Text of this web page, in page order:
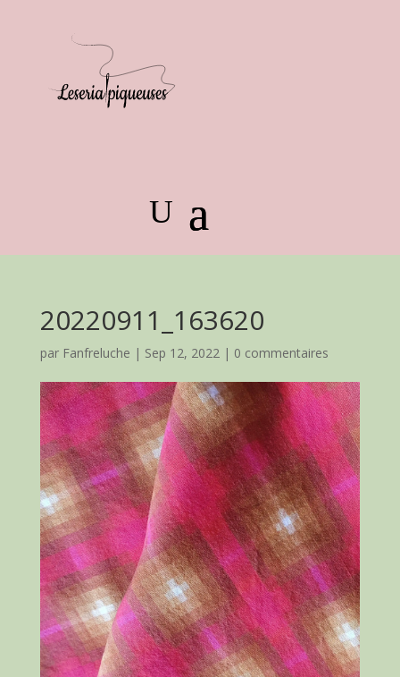
20220911_163620
par Fanfreluche | Sep 12, 2022| 0 commentaires